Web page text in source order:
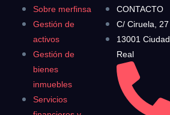
Sobre merfinsa
Gestión de
activos
Gestión de
bienes
inmuebles
Servicios
CONTACTO
C/ Ciruela, 27
13001 Ciudad
Real